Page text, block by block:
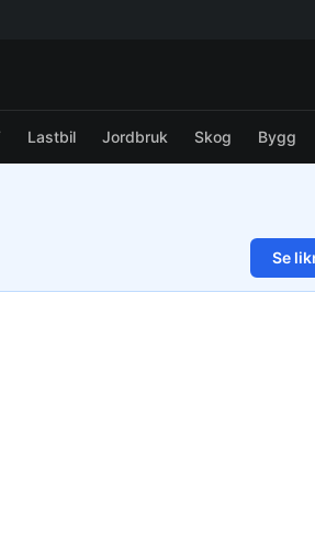
Lastbil Jordbruk Skog Bygg
Se
1/